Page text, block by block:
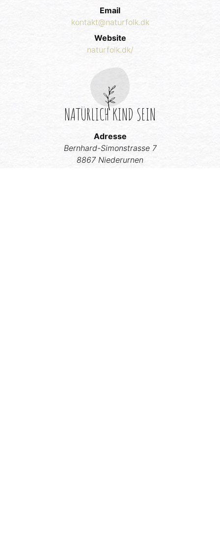
Email
kontakt@naturfolk.dk
Website
naturfolk.dk/
NATÜRLICH KIND SEIN
Adresse
Bernhard-Simonstrasse 7
8867 Niederurnen